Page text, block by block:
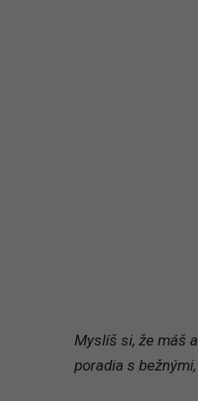
Myslíš si, že máš
poradia s